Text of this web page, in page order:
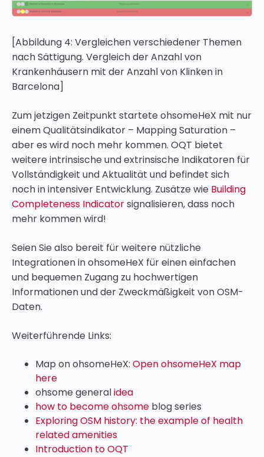
[Abbildung 4: Vergleichen verschiedener Themen
nach Sättigung. Vergleich der Anzahl von
Krankenhäusern mit der Anzahl von Klinken in
Barcelona]
Zum jetzigen Zeitpunkt startete ohsomeHeX mit nur
einem Qualitätsindikator – Mapping Saturation –
aber es wird noch mehr kommen. OQT bietet
weitere intrinsische und extrinsische Indikatoren für
Vollständigkeit und Aktualität und befindet sich
noch in intensiver Entwicklung. Zusätze wie Building
Completeness Indicatorsignalisieren, dass noch
mehr kommen wird!
Seien Sie also bereit für weitere nützliche
Integrationen in ohsomeHeX für einen einfachen
und bequemen Zugang zu hochwertigen
Informationen und der Zweckmäßigkeit von OSM-
Daten.
Weiterführende Links:
Map on ohsomeHeX: Open ohsomeHeX map
here
ohsome generalidea
how to become ohsome blog series
Exploring OSM history: the example of health
related amenities
Introduction to OQT